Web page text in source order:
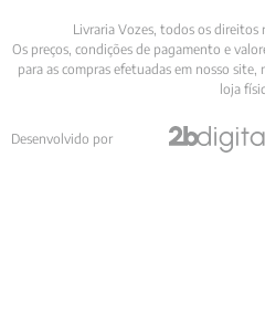
Livraria Vozes, todos os direitos
Os preços, condições de pagamento e
para as compras efetuadas em nosso
loja
Desenvolvido por